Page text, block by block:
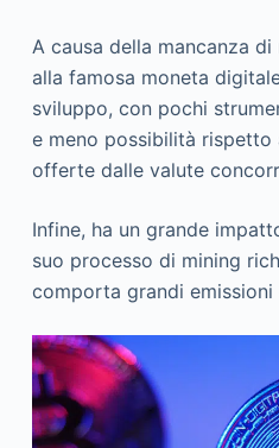
A causa della mancanza
alla famosa moneta
sviluppo, con pochi
e meno possibilità rispetto
offerte dalle valute
Infine, ha un grande
suo processo di mining
comporta grandi emissioni